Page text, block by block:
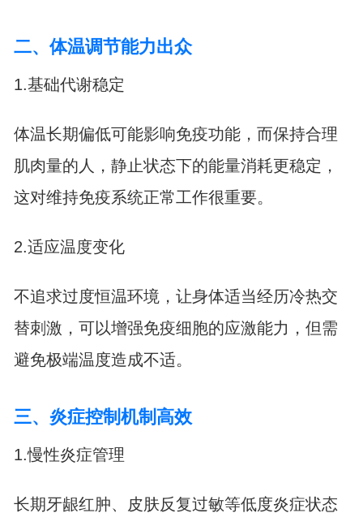
二、体温调节能力出众
1.基础代谢稳定
体温长期偏低可能影响免疫功能，而保持合理
肌肉量的人，静止状态下的能量消耗更稳定，
这对维持免疫系统正常工作很重要。
2.适应温度变化
不追求过度恒温环境，让身体适当经历冷热交
替刺激，可以增强免疫细胞的应激能力，但需
避免极端温度造成不适。
三、炎症控制机制高效
1.慢性炎症管理
长期牙龈红肿、皮肤反复过敏等低度炎症状态